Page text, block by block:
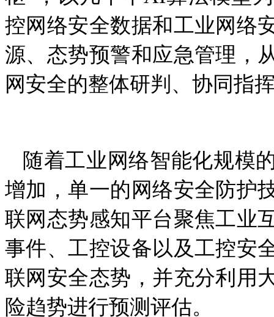
控网络安全数据和工业网络
源、态势预警和应急管理，
网安全的整体研判、协同指
随着工业网络智能化规模
增加，单一的网络安全防护
联网态势感知平台聚焦工业
事件、工控设备以及工控安
联网安全态势，并充分利用
险趋势进行预测评估。